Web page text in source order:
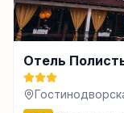
Отель